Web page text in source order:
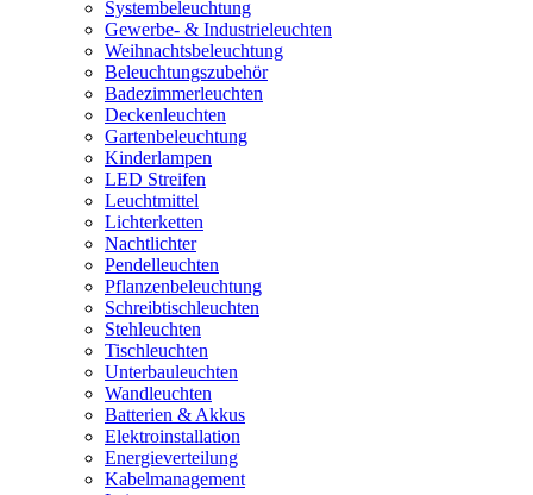
Systembeleuchtung
Gewerbe- & Industrieleuchten
Weihnachtsbeleuchtung
Beleuchtungszubehör
Badezimmerleuchten
Deckenleuchten
Gartenbeleuchtung
Kinderlampen
LED Streifen
Leuchtmittel
Lichterketten
Nachtlichter
Pendelleuchten
Pflanzenbeleuchtung
Schreibtischleuchten
Stehleuchten
Tischleuchten
Unterbauleuchten
Wandleuchten
Batterien & Akkus
Elektroinstallation
Energieverteilung
Kabelmanagement